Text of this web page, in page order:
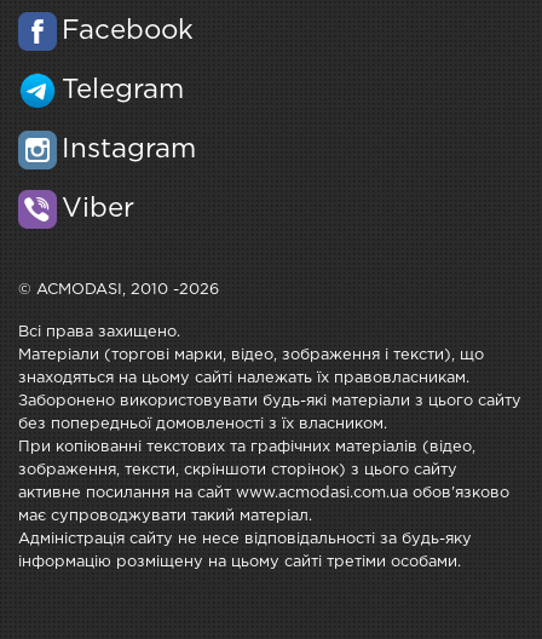
Facebook
Telegram
Instagram
Viber
© ACMODASI, 2010 -2026
Всі права захищено.
Матеріали (торгові марки, відео, зображення і тексти), що
знаходяться на цьому сайті належать їх правовласникам.
Заборонено використовувати будь-які матеріали з цього сайту
без попередньої домовленості з їх власником.
При копіюванні текстових та графічних матеріалів (відео,
зображення, тексти, скріншоти сторінок) з цього сайту
активне посилання на сайт www.acmodasi.com.ua обов'язково
має супроводжувати такий матеріал.
Адміністрація сайту не несе відповідальності за будь-яку
інформацію розміщену на цьому сайті третіми особами.